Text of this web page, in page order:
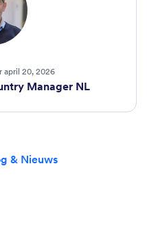
april 20, 2026
Manager NL
& Nieuws